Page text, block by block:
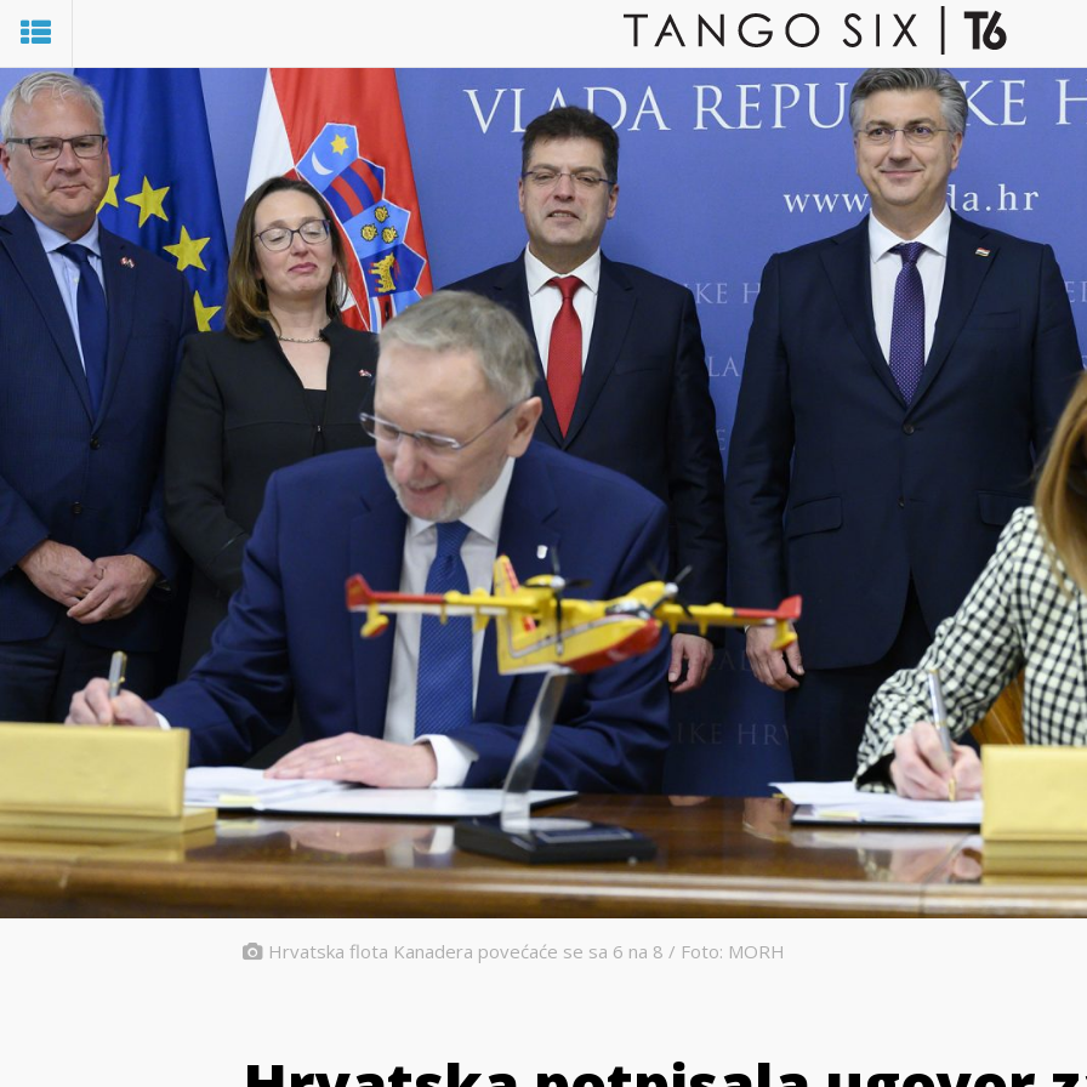
Hrvatska flota Kanadera povećaće se sa 6 na 8 / Foto: MORH